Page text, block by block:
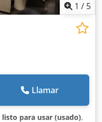
1 / 5
Llamar
listo para usar (usado),